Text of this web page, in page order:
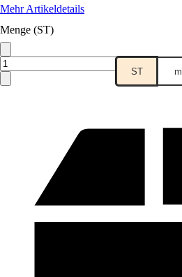
Mehr Artikeldetails
Menge (ST)
ST m